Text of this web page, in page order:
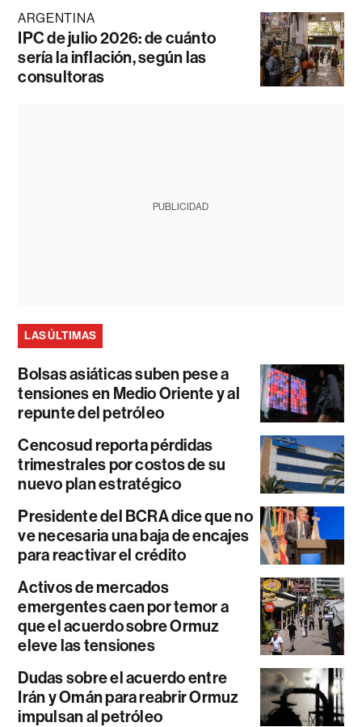
ARGENTINA
IPC de julio 2026: de cuánto
sería la inflación, según las
consultoras
PUBLICIDAD
LAS ÚLTIMAS
Bolsas asiáticas suben pese a
tensiones en Medio Oriente y al
repunte del petróleo
Cencosud reporta pérdidas
trimestrales por costos de su
nuevo plan estratégico
Presidente del BCRA dice que no
ve necesaria una baja de encajes
para reactivar el crédito
Activos de mercados
emergentes caen por temor a
que el acuerdo sobre Ormuz
eleve las tensiones
Dudas sobre el acuerdo entre
Irán y Omán para reabrir Ormuz
impulsan al petróleo